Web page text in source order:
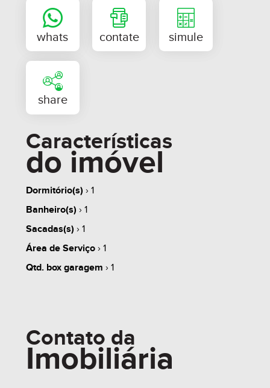
whats
Características
do imóvel
Dormitório(s) › 1
Banheiro(s) › 1
Sacadas(s) › 1
Área de Serviço› 1
Qtd. box garagem › 1
Contato da
Imobiliária